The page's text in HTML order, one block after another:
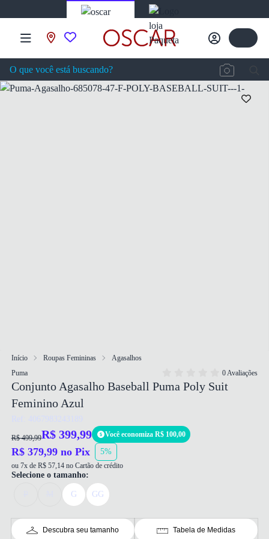
Início Roupas Femininas
Agasalhos
Puma
0 Avaliações
Conjunto Agasalho Baseball Puma Poly Suit
Feminino Azul
Ref: 4067983243189
R$ 499,99R$ 399,99 Você economiza R$ 100,00
R$ 379,99 no Pix 5%
ou 7x de R$ 57,14 no Cartão de crédito
Selecione o tamanho:
G GG
Descubra seu tamanho Tabela de Medidas